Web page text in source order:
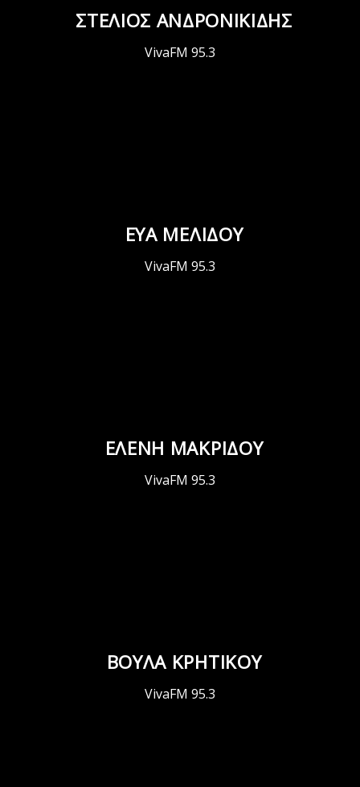
ΣΤΕΛΙΟΣ ΑΝΔΡΟΝΙΚΙΔΗΣ
VivaFM 95.3
ΕΥΑ ΜΕΛΙΔΟΥ
VivaFM 95.3
ΕΛΕΝΗ ΜΑΚΡΙΔΟΥ
VivaFM 95.3
ΒΟΥΛΑ ΚΡΗΤΙΚΟΥ
VivaFM 95.3